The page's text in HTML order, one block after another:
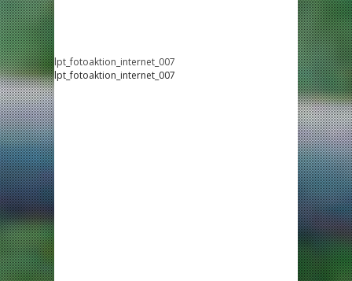
lpt_fotoaktion_internet_007
lpt_fotoaktion_internet_007